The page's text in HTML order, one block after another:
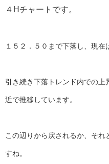
４Hチャートです。
１５２．５０まで下落し、現在
引き続き下落トレンド内での
近で推移しています。
この辺りから戻されるか、そ
すね。